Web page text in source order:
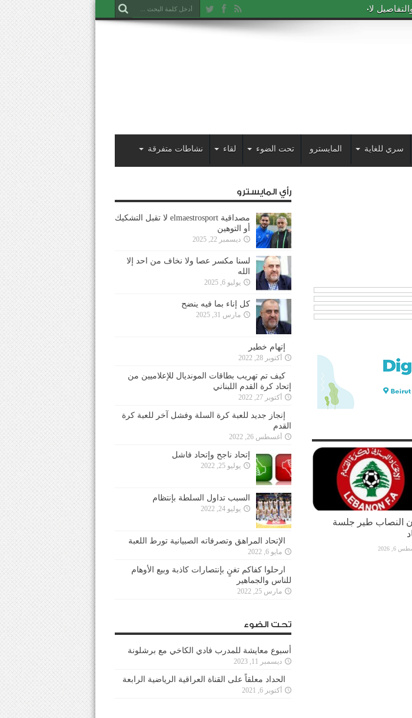
لاحقاً
سري للغاية المايسترو تحت الضوء لقاء نشاطات متفرقة
النصاب طير جلسة
6, 2026
رأي المايسترو
مصداقية elmaestrosport لا تقبل التشكيك
أو التوهين
ديسمبر 22, 2025
لسنا مكسر عصا ولا نخاف من احد إلا
الله
يوليو 6, 2025
كل إناء بما فيه ينضح
مارس 31, 2025
إتهام خطير
أكتوبر 28, 2022
كيف تم تهريب بطاقات المونديال للإعلاميين من
إتحاد كرة القدم اللبناني
أكتوبر 27, 2022
إنجاز جديد للعبة كرة السلة وفشل آخر للعبة كرة
القدم
أغسطس 26, 2022
إتحاد ناجح وإتحاد فاشل
يوليو 25, 2022
السبب تداول السلطة بإنتظام
يوليو 24, 2022
الإتحاد المراهق وتصرفاته الصبيانية تورط اللعبة
مايو 6, 2022
ارحلوا كفاكم تغنٍ بإنتصارات كاذبة وبيع الأوهام
للناس والجماهير
مارس 25, 2022
تحت الضوء
أسبوع معايشة للمدرب فادي الكاخي مع برشلونة
ديسمبر 11, 2023
الحداد معلقاً على القناة العراقية الرياضية الرابعة
أكتوبر 6, 2021